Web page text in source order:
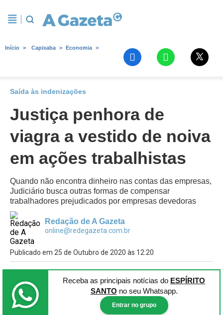
Início Capixaba Economia
Saída às indenizações
Justiça penhora de
viagra a vestido de noiva
em ações trabalhistas
Quando não encontra dinheiro nas contas das empresas,
Judiciário busca outras formas de compensar
trabalhadores prejudicados por empresas devedoras
Redação de A Gazeta
online@redegazeta.com.br
Publicado em 25 de Outubro de 2020 às 12:20
Receba as principais notícias do ESPÍRITO
SANTO no seu Whatsapp.
Entrar no grupo